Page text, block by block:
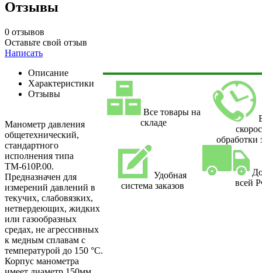
Отзывы
0 отзывов
Оставьте свой отзыв
Написать
Описание
Характеристики
Отзывы
Манометр давления
общетехнический,
стандартного
исполнения типа
ТМ-610Р.00.
Предназначен для
измерений давлений в
текучих, слабовязких,
нетвердеющих, жидких
или газообразных
средах, не агрессивных
к медным сплавам с
температурой до 150 °С.
Корпус манометра
Все товары на
складе
обработки
Удобная
система заказов
всей